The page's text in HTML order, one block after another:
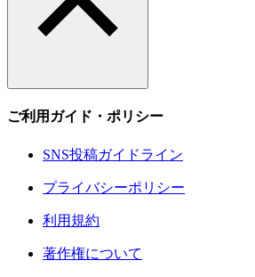
ご利用ガイド・ポリシー
SNS投稿ガイドライン
プライバシーポリシー
利用規約
著作権について